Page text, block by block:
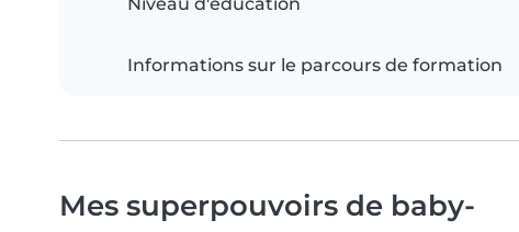
Niveau d'éducation
Informations sur le parcours de formation
Mes superpouvoirs de baby-